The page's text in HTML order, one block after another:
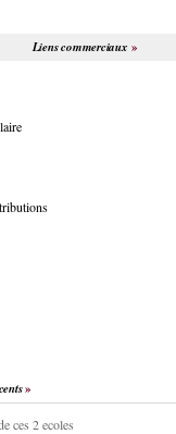
Liens commerciaux
ces 2 ecoles